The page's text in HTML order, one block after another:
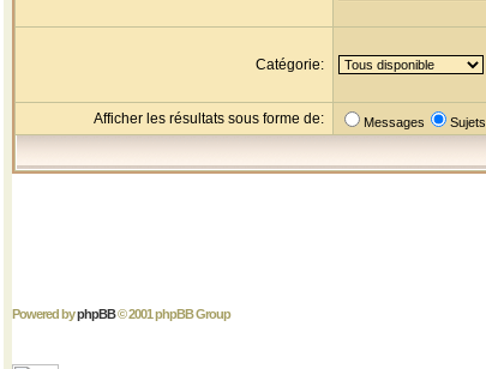
Catégorie:
Afficher les résultats sous forme de: Messages Sujets
Powered byphpBB© 2001 phpBB Group